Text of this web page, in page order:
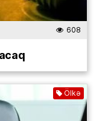
608
Ölkə